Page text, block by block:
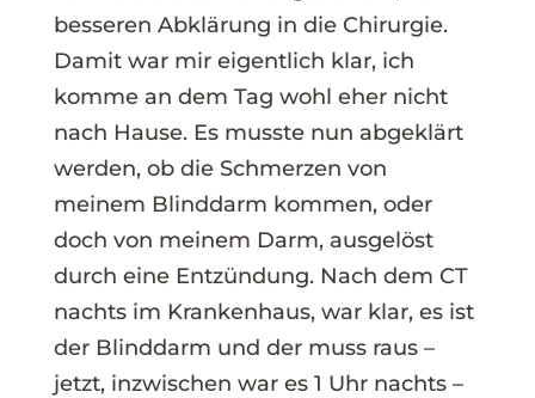
besseren Abklärung in die Chirurgie.
Damit war mir eigentlich klar, ich
komme an dem Tag wohl eher nicht
nach Hause. Es musste nun abgeklärt
werden, ob die Schmerzen von
meinem Blinddarm kommen, oder
doch von meinem Darm, ausgelöst
durch eine Entzündung. Nach dem CT
nachts im Krankenhaus, war klar, es ist
der Blinddarm und der muss raus –
jetzt, inzwischen war es 1 Uhr nachts –